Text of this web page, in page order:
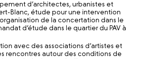
d’architectes, urbanistes et
Blanc, étude pour une intervention
de la concertation dans le
d’étude dans le quartier du PAV à
avec des associations d’artistes et
rencontres autour des conditions de